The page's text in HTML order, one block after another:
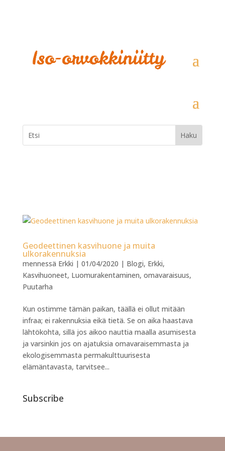
Geodeettinen kasvihuone ja muita
ulkorakennuksia
mennessä Erkki | 01/04/2020 | Blogi, Erkki,
Kasvihuoneet, Luomurakentaminen, omavaraisuus,
Puutarha
Kun ostimme tämän paikan, täällä ei ollut mitään
infraa; ei rakennuksia eikä tietä. Se on aika haastava
lähtökohta, sillä jos aikoo nauttia maalla asumisesta
ja varsinkin jos on ajatuksia omavaraisemmasta ja
ekologisemmasta permakulttuurisesta
elämäntavasta, tarvitsee...
Subscribe